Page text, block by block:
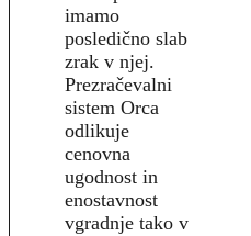
imamo
posledično slab
zrak v njej.
Prezračevalni
sistem Orca
odlikuje
cenovna
ugodnost in
enostavnost
vgradnje tako v